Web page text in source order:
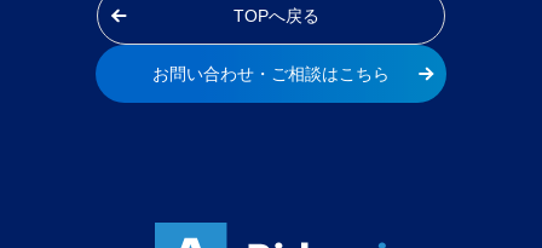
TOPへ戻る
お問い合わせ・ご相談はこちら